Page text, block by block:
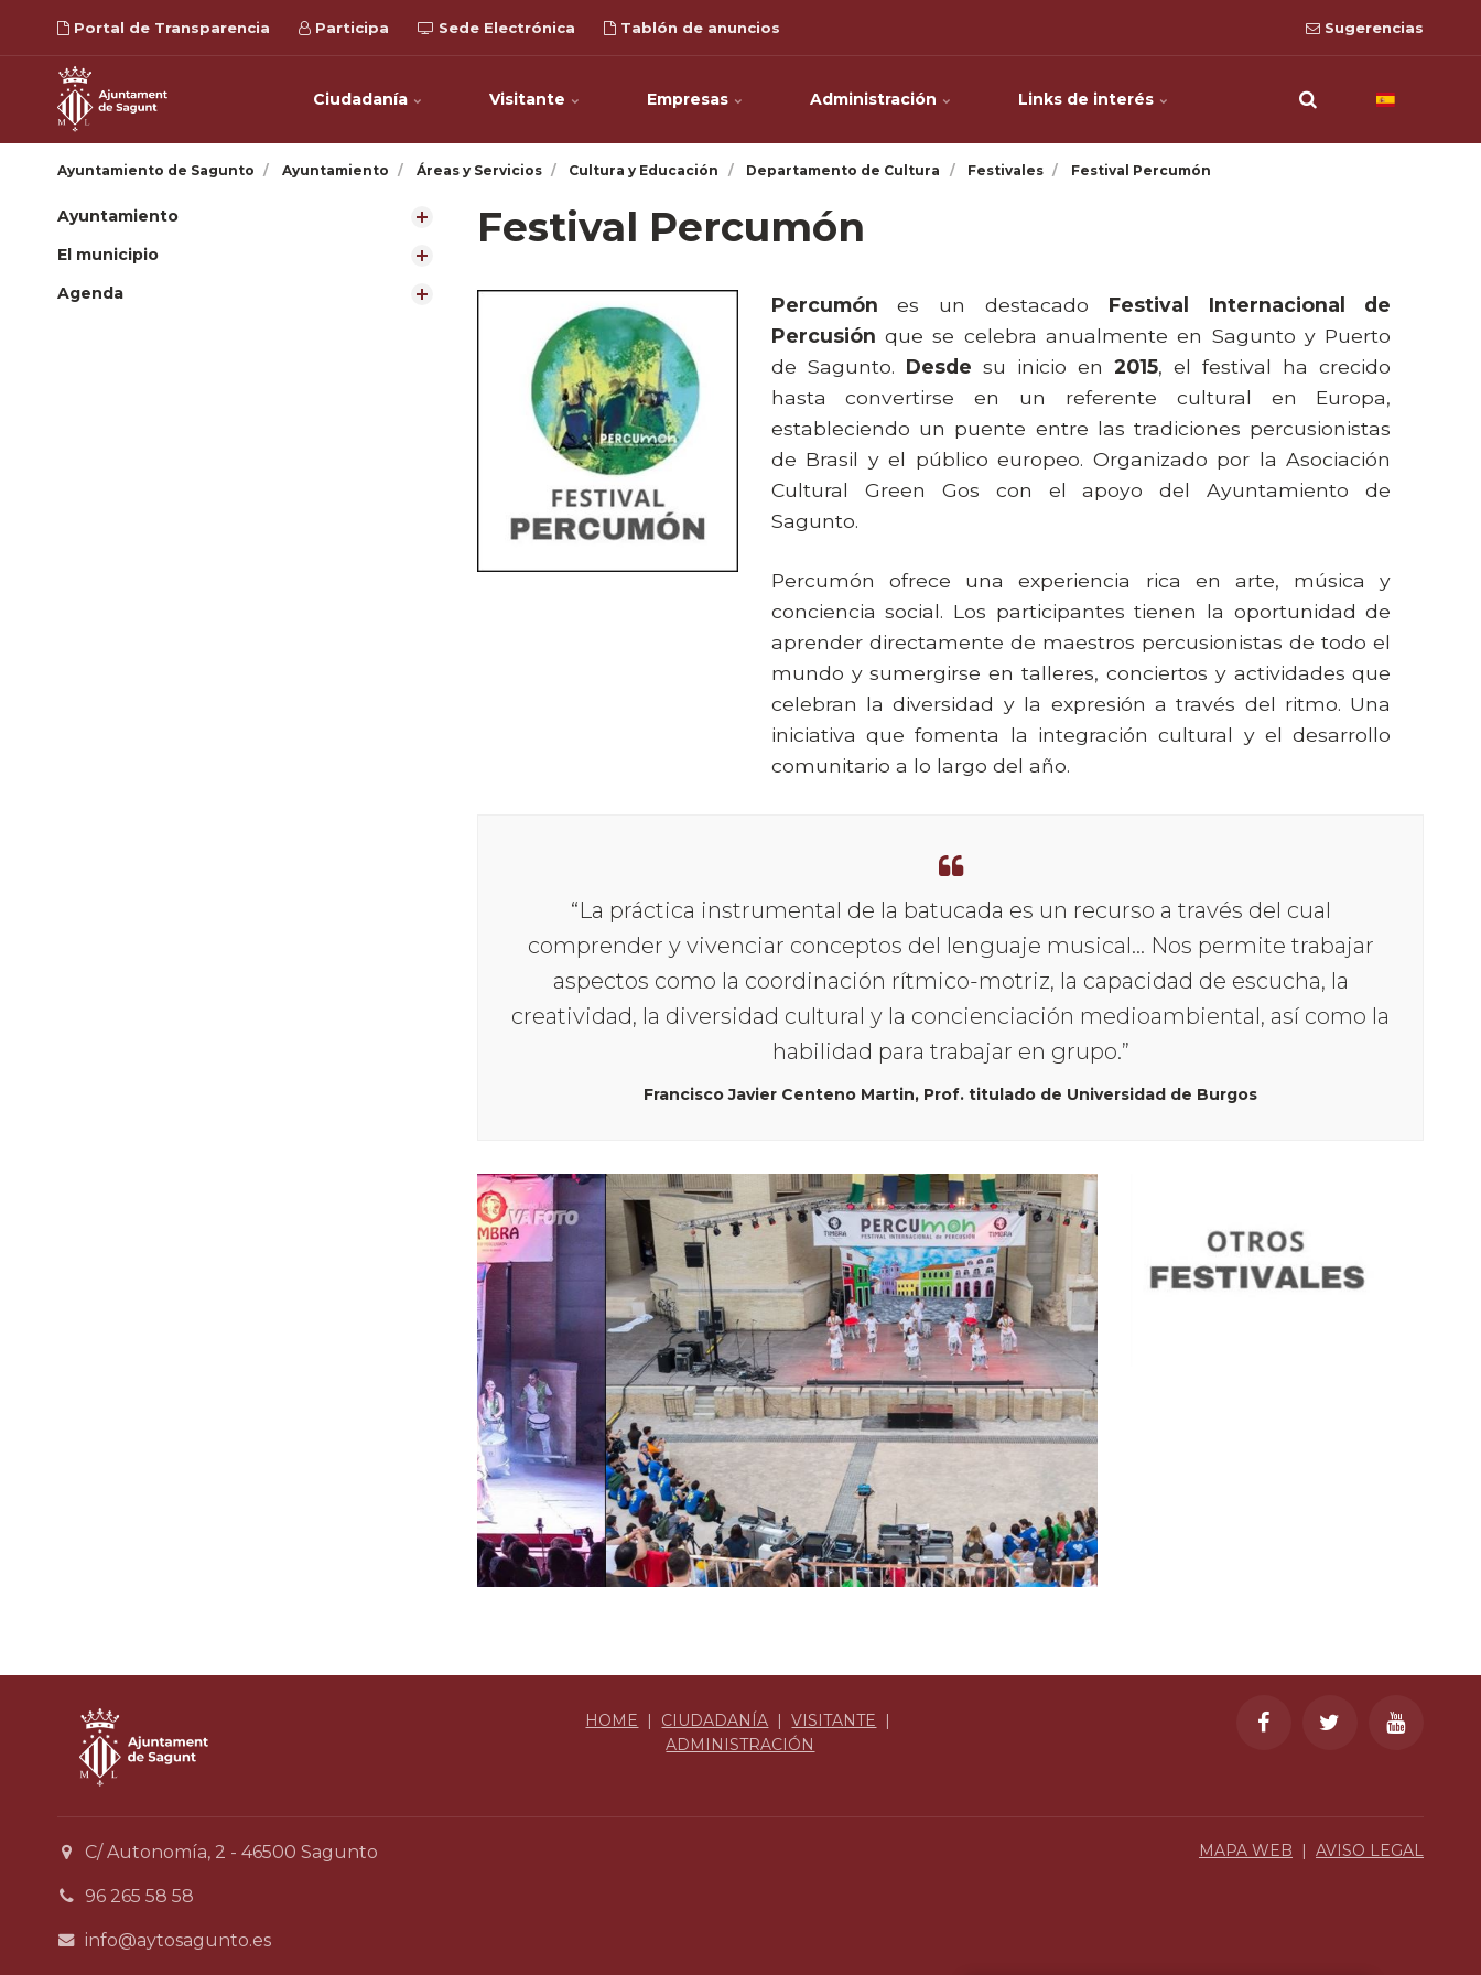
Portal de Transparencia Participa Sede Electrónica Tablón de anuncios Sugerencias
Ciudadanía Visitante Empresas Administración Links de interés
Ayuntamiento de Sagunto Ayuntamiento Áreas y Servicios Cultura y Educación Departamento de Cultura Festivales Festival Percumón
Ayuntamiento
El municipio
Agenda
Festival Percumón
Percumón es un destacado Festival Internacional de
Percusión que se celebra anualmente en Sagunto y Puerto
de Sagunto. Desde su inicio en2015, el festival ha crecido
hasta convertirse en un referente cultural en Europa,
estableciendo un puente entre las tradiciones percusionistas
de Brasil y el público europeo. Organizado por la Asociación
Cultural Green Gos con el apoyo del Ayuntamiento de
Sagunto.
Percumón ofrece una experiencia rica en arte, música y
conciencia social. Los participantes tienen la oportunidad de
aprender directamente de maestros percusionistas de todo el
mundo y sumergirse en talleres, conciertos y actividades que
celebran la diversidad y la expresión a través del ritmo. Una
iniciativa que fomenta la integración cultural y el desarrollo
comunitario a lo largo del año.
“La práctica instrumental de la batucada es un recurso a través del cual
comprender y vivenciar conceptos del lenguaje musical... Nos permite trabajar
aspectos como la coordinación rítmico-motriz, la capacidad de escucha, la
creatividad, la diversidad cultural y la concienciación medioambiental, así como la
habilidad para trabajar en grupo.”
Francisco Javier Centeno Martin, Prof. titulado de Universidad de Burgos
HOME | CIUDADANÍA |VISITANTE |
ADMINISTRACIÓN
C/ Autonomía, 2 - 46500 Sagunto
96 265 58 58
info@aytosagunto.es
MAPA WEB | AVISO LEGAL